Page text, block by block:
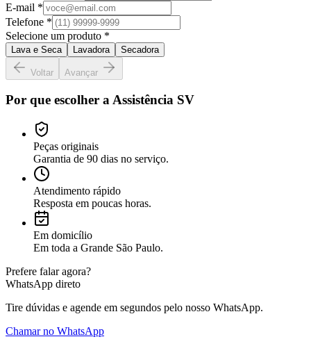
E-mail *
Telefone *
Selecione um produto *
Lava e Seca Lavadora Secadora
Voltar Avançar
Por que escolher a Assistência SV
Peças originais
Garantia de 90 dias no serviço.
Atendimento rápido
Resposta em poucas horas.
Em domicílio
Em toda a Grande São Paulo.
Prefere falar agora?
WhatsApp direto
Tire dúvidas e agende em segundos pelo nosso WhatsApp.
Chamar no WhatsApp